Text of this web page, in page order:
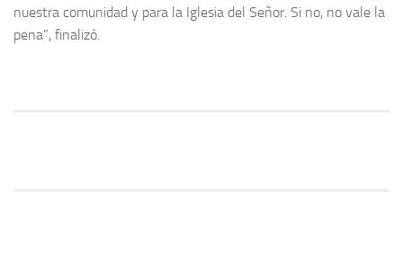
nuestra comunidad y para la Iglesia del Señor. Si no, no vale la
pena”, finalizó.